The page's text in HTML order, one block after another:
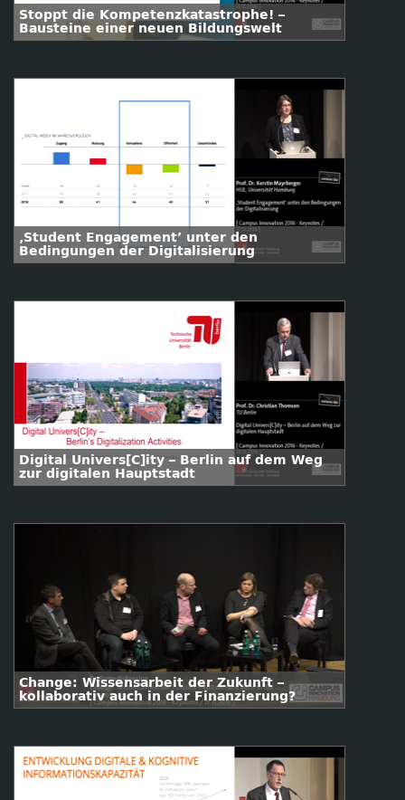
Stoppt die Kompetenzkatastrophe! –
Bausteine einer neuen Bildungswelt
‚Student Engagement’ unter den
Bedingungen der Digitalisierung
Digital Univers[C]ity – Berlin auf dem Weg
zur digitalen Hauptstadt
Change: Wissensarbeit der Zukunft –
kollaborativ auch in der Finanzierung?